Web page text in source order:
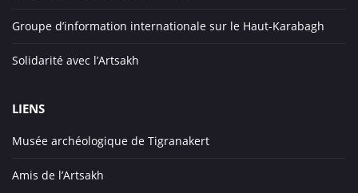
Groupe d’information internationale sur le Haut-Karabagh
Solidarité avec l’Artsakh
LIENS
Musée archéologique de Tigranakert
Amis de l’Artsakh